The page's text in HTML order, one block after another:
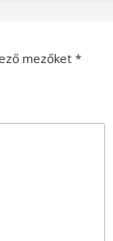
mezőket *